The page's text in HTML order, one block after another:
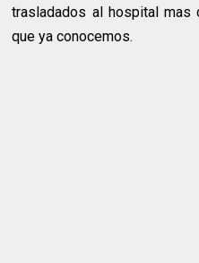
trasladados al hospital mas
que ya conocemos.